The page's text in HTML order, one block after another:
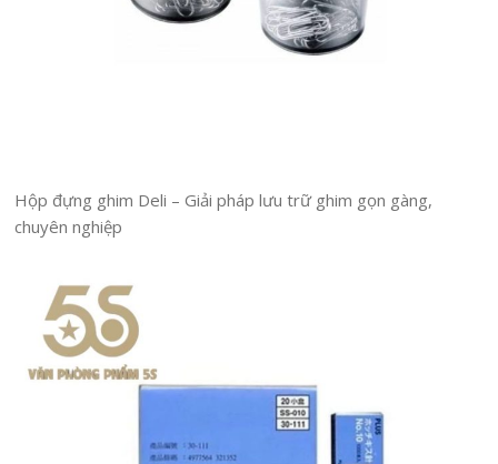
Hộp đựng ghim Deli – Giải pháp lưu trữ ghim gọn gàng,
chuyên nghiệp